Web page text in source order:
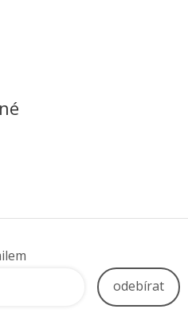
odebírat